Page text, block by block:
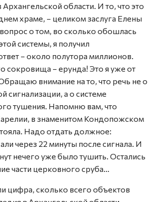
области. И то, что это
храме, – целиком заслуга Елены
о том, во сколько обошлась
системы, я получил
– около полутора миллионов.
сокровища – ерунда! Это я уже от
внимание на то, что речь не о
сигнализации, а о системе
тушения. Напомню вам, что
в знаменитом Кондопожском
Надо отдать должное:
через 22 минуты после сигнала. И
нечего уже было тушить. Остались
части церковного сруба…
цифра, сколько всего объектов